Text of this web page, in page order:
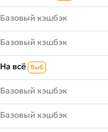
Базовый кэшбэк
Базовый кэшбэк
На всё Выб
Базовый кэшбэк
Базовый кэшбэк